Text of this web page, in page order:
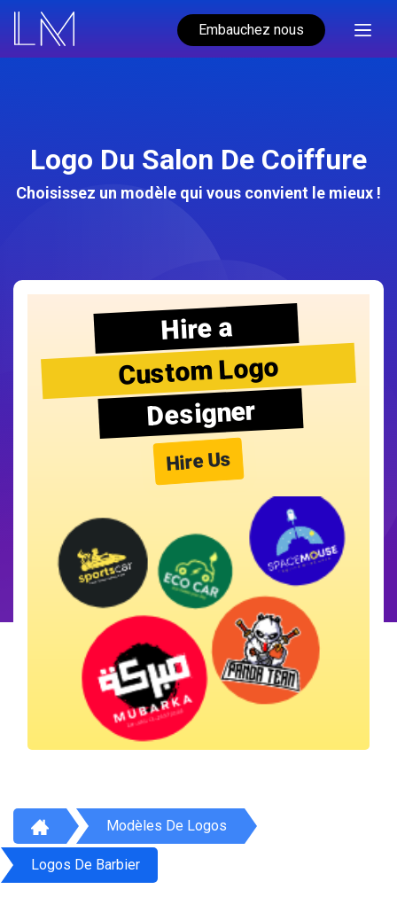
Embauchez nous
Logo Du Salon De Coiffure
Choisissez un modèle qui vous convient le mieux !
Hire a
Custom Logo
Designer
Hire Us
Modèles De Logos
Logos De Barbier